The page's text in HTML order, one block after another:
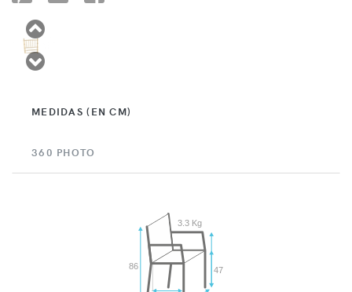
MEDIDAS (EN CM)
360 PHOTO
86 47
3.3 Kg